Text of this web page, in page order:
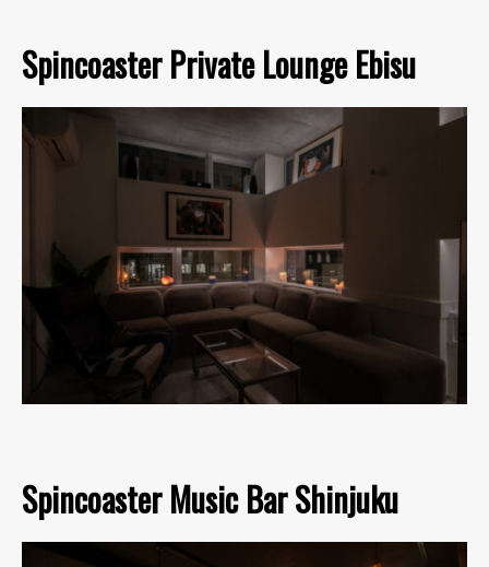
Spincoaster Private Lounge Ebisu
Spincoaster Music Bar Shinjuku